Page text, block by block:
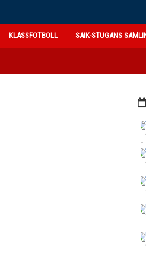
KLASSFOTBOLL SAIK-STUGANS